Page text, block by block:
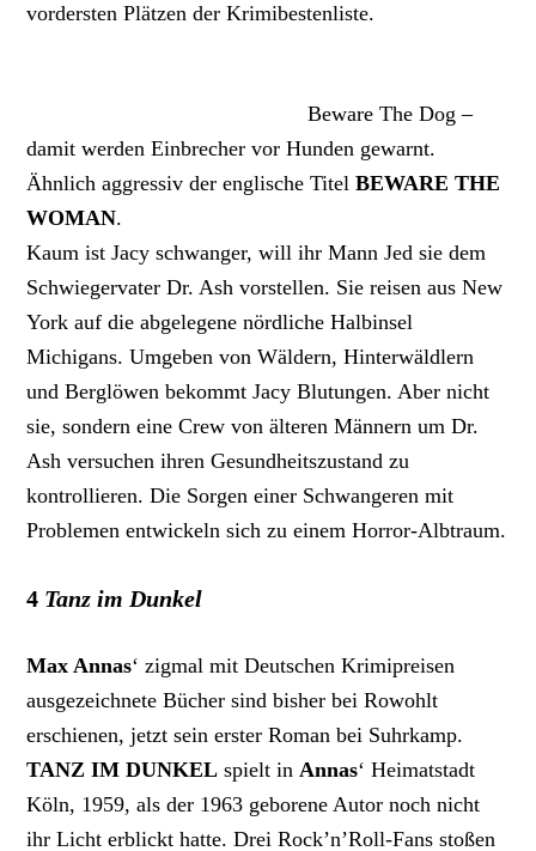
vordersten Plätzen der Krimibestenliste.
Beware The Dog –
damit werden Einbrecher vor Hunden gewarnt.
Ähnlich aggressiv der englische TitelBEWARE THE
WOMAN.
Kaum ist Jacy schwanger, will ihr Mann Jed sie dem
Schwiegervater Dr. Ash vorstellen. Sie reisen aus New
York auf die abgelegene nördliche Halbinsel
Michigans. Umgeben von Wäldern, Hinterwäldlern
und Berglöwen bekommt Jacy Blutungen. Aber nicht
sie, sondern eine Crew von älteren Männern um Dr.
Ash versuchen ihren Gesundheitszustand zu
kontrollieren. Die Sorgen einer Schwangeren mit
Problemen entwickeln sich zu einem Horror-Albtraum.
4 Tanz im Dunkel
Max Annas‘ zigmal mit Deutschen Krimipreisen
ausgezeichnete Bücher sind bisher bei Rowohlt
erschienen, jetzt sein erster Roman bei Suhrkamp.
TANZ IM DUNKEL spielt inAnnas‘ Heimatstadt
Köln, 1959, als der 1963 geborene Autor noch nicht
ihr Licht erblickt hatte. Drei Rock’n’Roll-Fans stoßen